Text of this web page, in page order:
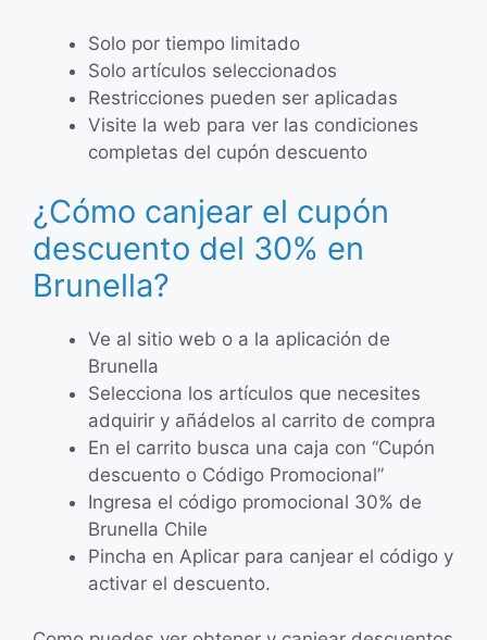
Solo por tiempo limitado
Solo artículos seleccionados
Restricciones pueden ser aplicadas
Visite la web para ver las condiciones
completas del cupón descuento
¿Cómo canjear el cupón
descuento del 30% en
Brunella?
Ve al sitio web o a la aplicación de
Brunella
Selecciona los artículos que necesites
adquirir y añádelos al carrito de compra
En el carrito busca una caja con “Cupón
descuento o Código Promocional”
Ingresa el código promocional 30% de
Brunella Chile
Pincha en Aplicar para canjear el código y
activar el descuento.